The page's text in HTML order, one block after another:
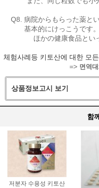
Q8. 病院からもらった薬と
基本的にけっこうです。
ほかの健康食品といっ
체험사례등 키토산에 대한 모
=> 면역
상품정보고시 보기
함
저분자 수용성 키토산